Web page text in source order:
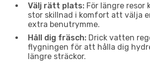
Välj rätt plats: För längre resor
stor skillnad i komfort att välja
extra benutrymme.
Håll dig fräsch: Drick vatten
flygningen för att hålla dig
längre sträckor.